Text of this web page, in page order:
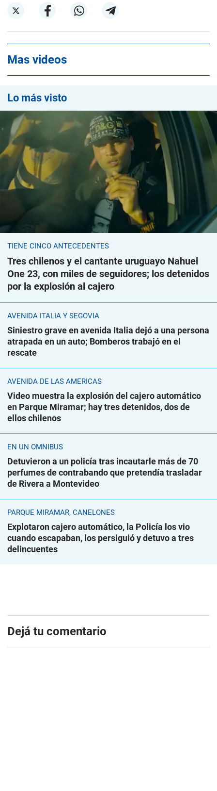
Mas videos
Lo más visto
TIENE CINCO ANTECEDENTES
Tres chilenos y el cantante uruguayo Nahuel
One 23, con miles de seguidores; los detenidos
por la explosión al cajero
AVENIDA ITALIA Y SEGOVIA
Siniestro grave en avenida Italia dejó a una persona
atrapada en un auto; Bomberos trabajó en el
rescate
AVENIDA DE LAS AMÉRICAS
Video muestra la explosión del cajero automático
en Parque Miramar; hay tres detenidos, dos de
ellos chilenos
EN UN ÓMNIBUS
Detuvieron a un policía tras incautarle más de 70
perfumes de contrabando que pretendía trasladar
de Rivera a Montevideo
PARQUE MIRAMAR, CANELONES
Explotaron cajero automático, la Policía los vio
cuando escapaban, los persiguió y detuvo a tres
delincuentes
Dejá tu comentario